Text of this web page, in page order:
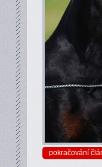
pokračování